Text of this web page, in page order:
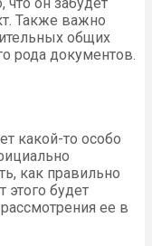
Также важно
общих
рода документов.
какой-то особо
как правильно
этого будет
ее в